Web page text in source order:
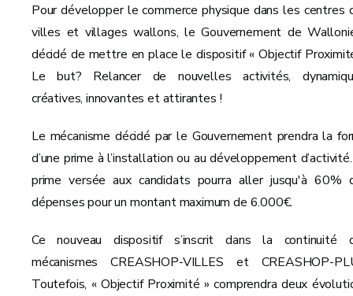
Pour développer le commerce physique dans les centres
villes et villages wallons, le Gouvernement de
décidé de mettre en place le dispositif « Objectif
Le but? Relancer de nouvelles activités,
créatives, innovantes et attirantes !
Le mécanisme décidé par le Gouvernement prendra la
d’une prime à l’installation ou au développement
prime versée aux candidats pourra aller jusqu'à 60%
dépenses pour un montant maximum de 6.000€.
Ce nouveau dispositif s’inscrit dans la continuité
mécanismes CREASHOP-VILLES et CREASHOP-
Toutefois, « Objectif Proximité » comprendra deux